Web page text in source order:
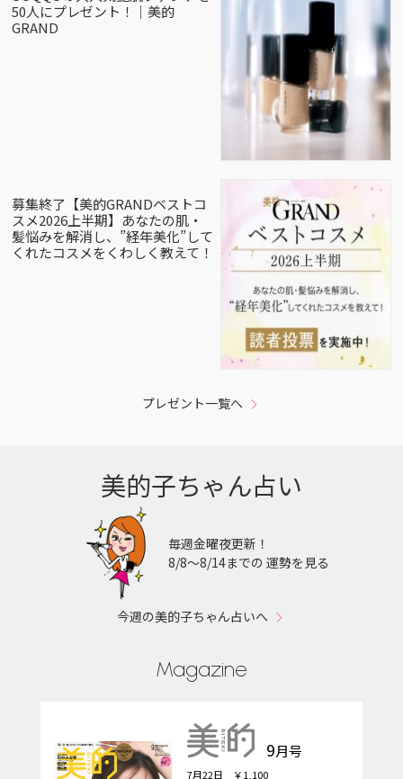
50人にプレゼント！｜美的
GRAND
募集終了【美的GRANDベストコ
スメ2026上半期】あなたの肌・
髪悩みを解消し、”経年美化”して
くれたコスメをくわしく教えて！
プレゼント一覧へ
美的子ちゃん占い
毎週金曜夜更新！
8/8〜8/14までの 運勢を見る
今週の美的子ちゃん占いへ
Magazine
9月号
7月22日 ￥1,100